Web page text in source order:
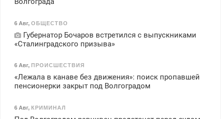
6 Авг, ОБЩЕСТВО
Губернатор Бочаров встретился с выпускниками
«Сталинградского призыва»
6 Авг, ПРОИСШЕСТВИЯ
«Лежала в канаве без движения»: поиск пропавшей
пенсионерки закрыт под Волгоградом
6 Авг, КРИМИНАЛ